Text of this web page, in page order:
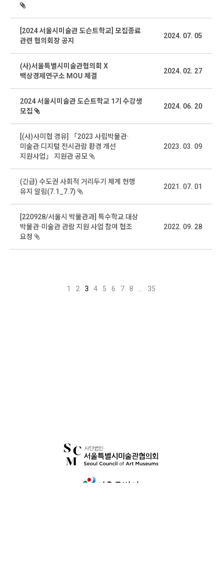
[2024 서울시미술관 도슨트학교] 모집종료
관련 협의회장 공지
2024. 07. 05
(사)서울특별시미술관협의회 X
백상경제연구소 MOU 체결
2024. 02. 27
2024 서울시미술관 도슨트학교 1기 수강생
모집
2024. 06. 20
[(사)사미협 경유] 「2023 사립박물관·
미술관 디지털 전시관람 환경 개선
지원사업」 지원관 공모
2023. 03. 09
(긴급) 수도권 사회적 거리두기 체계 현행
유지 알림(7.1_7.7)
2021. 07. 01
[220928/서울시 박물관과] 특수학교 대상
박물관·미술관 관람 지원 사업 참여 협조
요청
2022. 09. 28
1 2 3 4 5 6 7 8 35